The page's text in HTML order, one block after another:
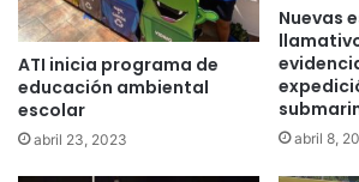
ATI inicia programa de
educación ambiental
escolar
abril 23, 2023
Nuevas
abril 8,